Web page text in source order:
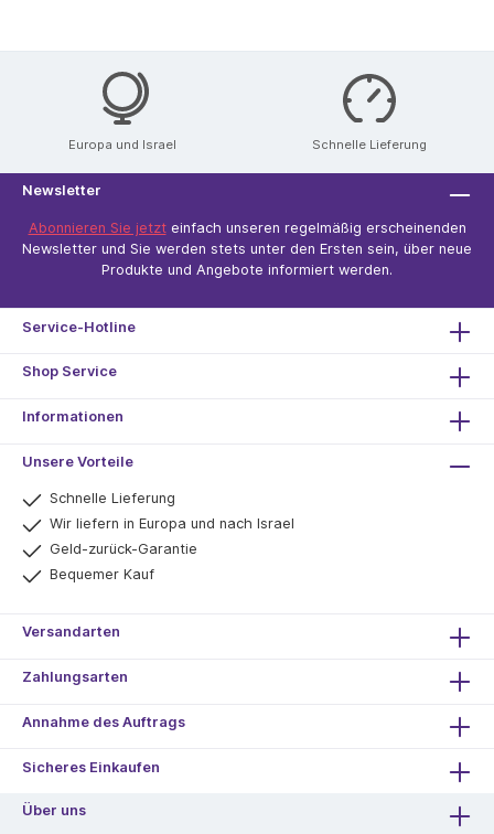
Europa und Israel Schnelle Lieferung
Newsletter
Abonnieren Sie jetzteinfach unseren regelmäßig erscheinenden
Newsletter und Sie werden stets unter den Ersten sein, über neue
Produkte und Angebote informiert werden.
Service-Hotline
Shop Service
Informationen
Unsere Vorteile
Schnelle Lieferung
Wir liefern in Europa und nach Israel
Geld-zurück-Garantie
Bequemer Kauf
Versandarten
Zahlungsarten
Annahme des Auftrags
Sicheres Einkaufen
Über uns